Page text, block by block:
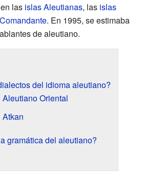
las islas Aleutianas, las islas
. En 1995, se estimaba
de aleutiano.
del idioma aleutiano?
Oriental
gramática del aleutiano?